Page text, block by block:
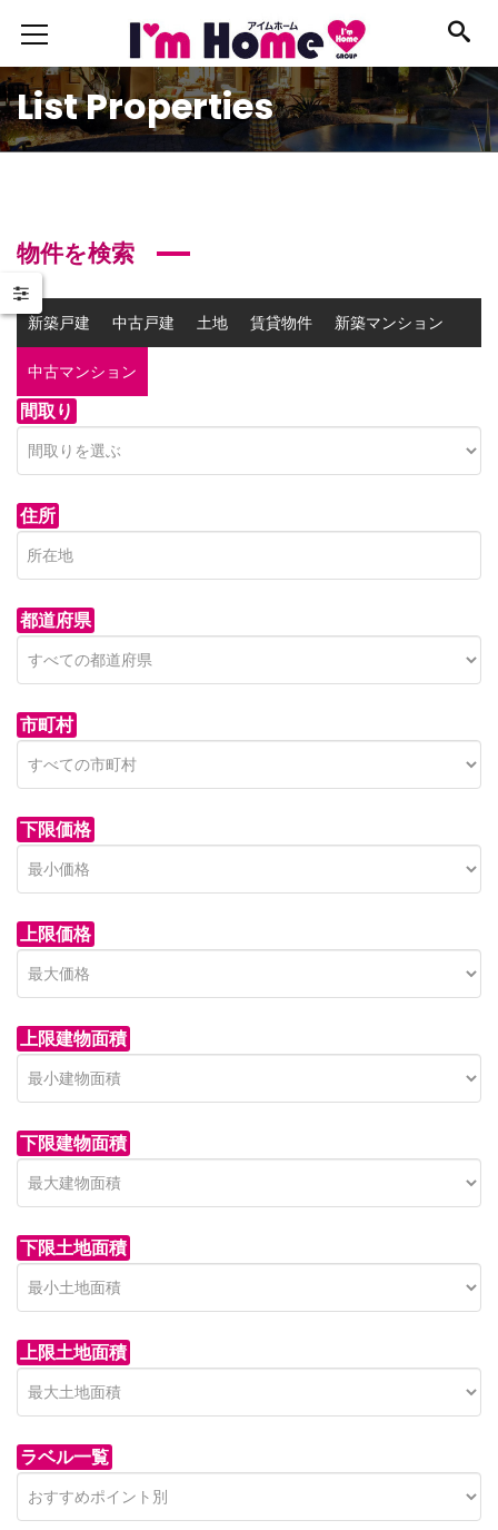
List Properties
物件を検索
新築戸建 中古戸建 土地 賃貸物件 新築マンション
中古マンション
間取り
住所
都道府県
市町村
下限価格
上限価格
上限建物面積
下限建物面積
下限土地面積
上限土地面積
ラベル一覧
青木新築分譲住宅
on call
Price on call
セン
850